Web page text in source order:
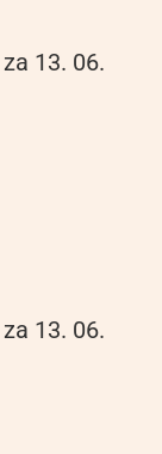
13. 06.
13. 06.